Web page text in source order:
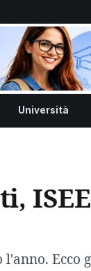
Università
Ecco